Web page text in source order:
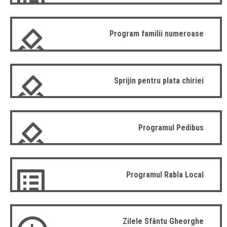
Program familii numeroase
Sprijin pentru plata chiriei
Programul Pedibus
Programul Rabla Local
Zilele Sfântu Gheorghe